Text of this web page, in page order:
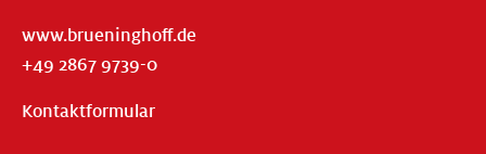
www.brueninghoff.de
+49 2867 9739-0
Kontaktformular